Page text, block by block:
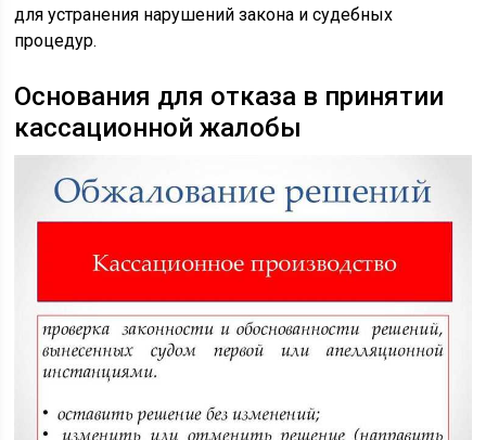
для устранения нарушений закона и судебных
процедур.
Основания для отказа в принятии
кассационной жалобы